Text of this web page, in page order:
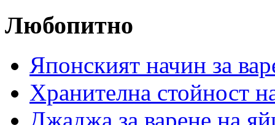
Любопитно
Японският начин за
Хранителна стойност
Джаджа за варене на